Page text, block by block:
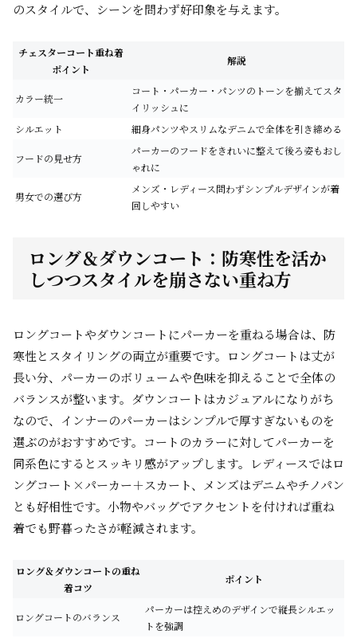
のスタイルで、シーンを問わず好印象を与えます。
チェスターコート重ね着
ポイント
解説
カラー統一
コート・パーカー・パンツのトーンを揃えてスタ
イリッシュに
シルエット
細身パンツやスリムなデニムで全体を引き締める
フードの見せ方
パーカーのフードをきれいに整えて後ろ姿もおし
ゃれに
男女での選び方
メンズ・レディース問わずシンプルデザインが着
回しやすい
ロング＆ダウンコート：防寒性を活か
しつつスタイルを崩さない重ね方
ロングコートやダウンコートにパーカーを重ねる場合は、防
寒性とスタイリングの両立が重要です。ロングコートは丈が
長い分、パーカーのボリュームや色味を抑えることで全体の
バランスが整います。ダウンコートはカジュアルになりがち
なので、インナーのパーカーはシンプルで厚すぎないものを
選ぶのがおすすめです。コートのカラーに対してパーカーを
同系色にするとスッキリ感がアップします。レディースではロ
ングコート×パーカー＋スカート、メンズはデニムやチノパン
とも好相性です。小物やバッグでアクセントを付ければ重ね
着でも野暮ったさが軽減されます。
ロング＆ダウンコートの重ね
着コツ
ポイント
ロングコートのバランス
パーカーは控えめのデザインで縦長シルエッ
トを強調